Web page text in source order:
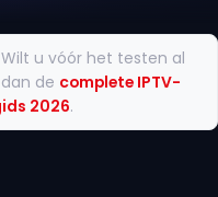
u vóór het testen al
de complete IPTV-
2026.